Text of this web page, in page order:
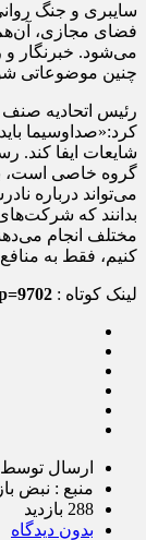
سایبری و جنگ
فضای مجازی،
می‌شود. خبرنگار و
چنین موضوعاتی
رئیس اتحادیه صنف
کرد:«صداوسیما
شایعات ایفا کند.
گروه خاصی است،
می‌تواند درباره
بدانند که شرکت‌های
مختلف انجام
کنیم، فقط به
لینک کوتاه :
ارسال
منبع : نبض
288 بازدید
بدون دیدگاه